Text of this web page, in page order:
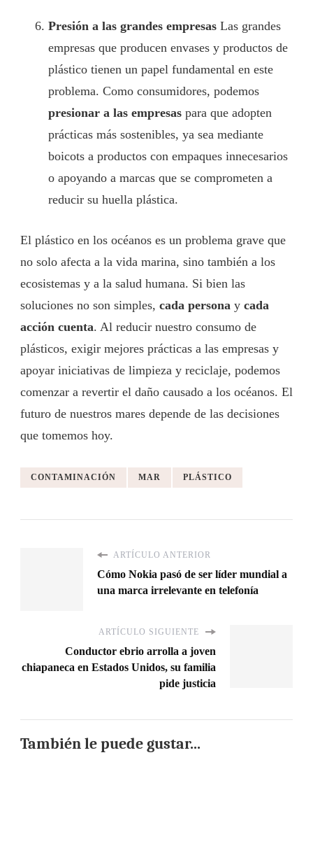
Presión a las grandes empresas Las grandes
empresas que producen envases y productos de
plástico tienen un papel fundamental en este
problema. Como consumidores, podemos
presionar a las empresas para que adopten
prácticas más sostenibles, ya sea mediante
boicots a productos con empaques innecesarios
o apoyando a marcas que se comprometen a
reducir su huella plástica.
El plástico en los océanos es un problema grave que
no solo afecta a la vida marina, sino también a los
ecosistemas y a la salud humana. Si bien las
soluciones no son simples, cada persona y cada
acción cuenta. Al reducir nuestro consumo de
plásticos, exigir mejores prácticas a las empresas y
apoyar iniciativas de limpieza y reciclaje, podemos
comenzar a revertir el daño causado a los océanos. El
futuro de nuestros mares depende de las decisiones
que tomemos hoy.
CONTAMINACIÓN MAR PLÁSTICO
ARTÍCULO ANTERIOR
Cómo Nokia pasó de ser líder mundial a
una marca irrelevante en telefonía
ARTÍCULO SIGUIENTE
Conductor ebrio arrolla a joven
chiapaneca en Estados Unidos, su familia
pide justicia
También le puede gustar...